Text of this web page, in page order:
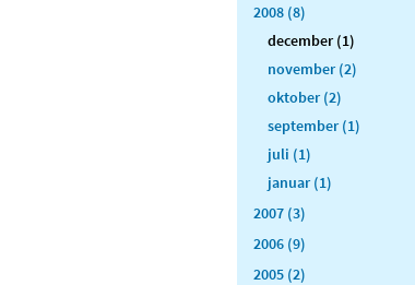
2008 (8)
december (1)
november (2)
oktober (2)
september (1)
juli (1)
januar (1)
2007 (3)
2006 (9)
2005 (2)